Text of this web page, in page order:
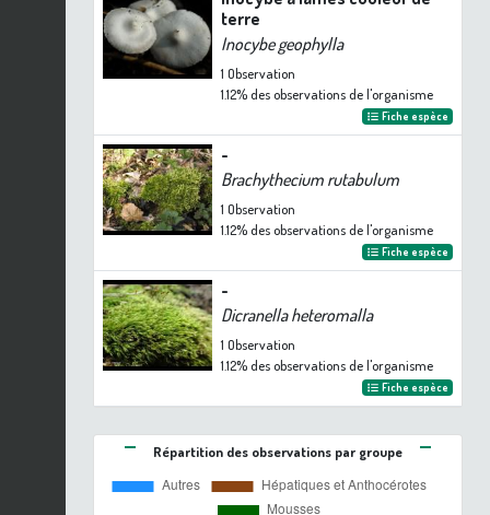
terre
Inocybe geophylla
1 Observation
1.12%des observations de l'organisme
Fiche espèce
-
Brachythecium rutabulum
1 Observation
1.12%des observations de l'organisme
Fiche espèce
-
Dicranella heteromalla
1 Observation
1.12%des observations de l'organisme
Fiche espèce
Répartition des observations par groupe